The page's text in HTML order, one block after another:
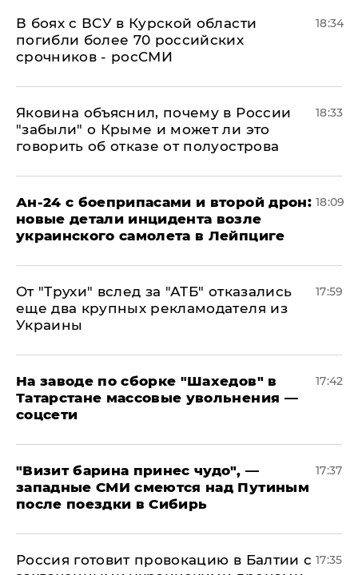
В боях с ВСУ в Курской области
погибли более 70 российских
срочников - росСМИ
18:34
Яковина объяснил, почему в России
"забыли" о Крыме и может ли это
говорить об отказе от полуострова
18:33
Ан-24 с боеприпасами и второй дрон:
новые детали инцидента возле
украинского самолета в Лейпциге
18:09
От "Трухи" вслед за "АТБ" отказались
еще два крупных рекламодателя из
Украины
17:59
На заводе по сборке "Шахедов" в
Татарстане массовые увольнения —
соцсети
17:42
"Визит барина принес чудо", —
западные СМИ смеются над Путиным
после поездки в Сибирь
17:37
​Россия готовит провокацию в Балтии с 17:35